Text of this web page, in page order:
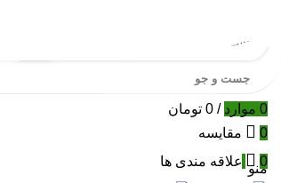
جست و جو
0 موارد /
0 تومان
منو
0
مقایسه
0
علاقه مندی ها